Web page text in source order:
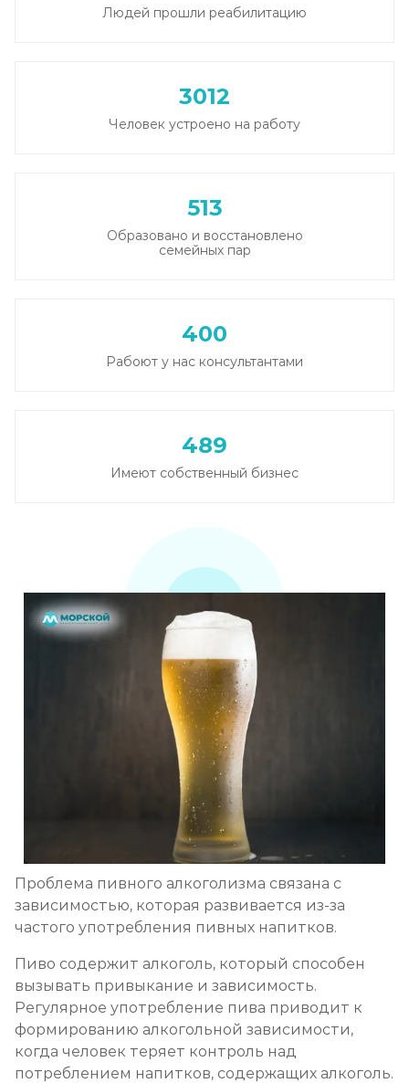
Чистка крови от алкоголя (плазмаферез)
Записаться
Кодирование дисульфирамом
Кодирование Алгоминалом
Кодирование препаратом Тетлонг 250
Кодирование с провокацией
Записаться
от 4 300 ₽ Записаться
Кодирование тройной блок
от 5 700 ₽ Записаться
Людей прошли реабилитацию
3012
Человек устроено на работу
513
Образовано и восстановлено
семейных пар
400
Рабоют у нас консультантами
489
Имеют собственный бизнес
Проблема пивного алкоголизма связана с
зависимостью, которая развивается из-за
частого употребления пивных напитков.
Пиво содержит алкоголь, который способен
вызывать привыкание и зависимость.
Регулярное употребление пива приводит к
формированию алкогольной зависимости,
когда человек теряет контроль над
потреблением напитков, содержащих алкоголь.